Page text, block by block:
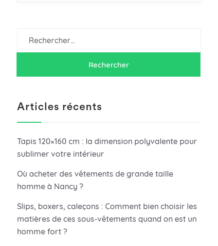
Articles récents
Tapis 120×160 cm : la dimension polyvalente pour
sublimer votre intérieur
Où acheter des vêtements de grande taille
homme à Nancy ?
Slips, boxers, caleçons : Comment bien choisir les
matières de ces sous-vêtements quand on est un
homme fort ?